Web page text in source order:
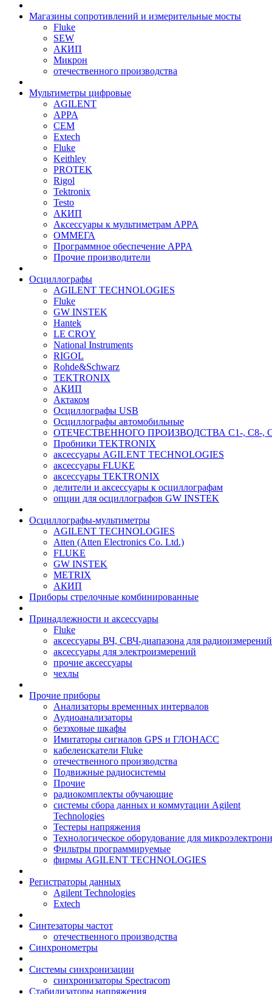
Магазины сопротивлений и измерительные мосты
Fluke
SEW
АКИП
Микрон
отечественного производства
Мультиметры цифровые
AGILENT
APPA
CEM
Extech
Fluke
Keithley
PROTEK
Rigol
Tektronix
Testo
АКИП
Аксессуары к мультиметрам APPA
ОММЕГА
Программное обеспечение APPA
Прочие производители
Осциллографы
AGILENT TECHNOLOGIES
Fluke
GW INSTEK
Hantek
LE CROY
National Instruments
RIGOL
Rohde&Schwarz
TEKTRONIX
АКИП
Актаком
Осциллографы USB
Осциллографы автомобильные
ОТЕЧЕСТВЕННОГО ПРОИЗВОДСТВА С1-, С8-,
Пробники TEKTRONIX
аксессуары AGILENT TECHNOLOGIES
аксессуары FLUKE
аксессуары TEKTRONIX
делители и аксессуары к осциллографам
опции для осциллографов GW INSTEK
Осциллографы-мультиметры
AGILENT TECHNOLOGIES
Atten (Atten Electronics Co. Ltd.)
FLUKE
GW INSTEK
METRIX
АКИП
Приборы стрелочные комбинированные
Принадлежности и аксессуары
Fluke
аксессуары ВЧ, СВЧ-диапазона для радиоизмерений
аксессуары для электроизмерений
прочие аксессуары
чехлы
Прочие приборы
Анализаторы временных интервалов
Аудиоанализаторы
безэховые шкафы
Имитаторы сигналов GPS и ГЛОНАСС
кабелеискатели Fluke
отечественного производства
Подвижные радиосистемы
Прочие
радиокомплекты обучающие
системы сбора данных и коммутации Agilent
Technologies
Тестеры напряжения
Технологическое оборудование для
Фильтры программируемые
фирмы AGILENT TECHNOLOGIES
Регистраторы данных
Agilent Technologies
Extech
Синтезаторы частот
отечественного производства
Синхронометры
Системы синхронизации
синхронизаторы Spectracom
Стабилизаторы напряжения